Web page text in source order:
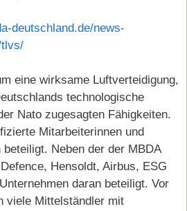
deutschland.de/news-
tlvs/
eine wirksame Luftverteidigung,
technologische
Nato zugesagten Fähigkeiten.
Mitarbeiterinnen und
Neben der der MBDA
Hensoldt, Airbus, ESG
daran beteiligt. Vor
viele Mittelständler mit